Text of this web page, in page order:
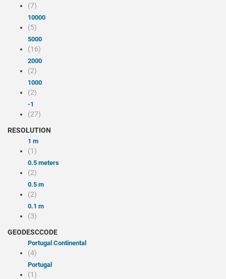
(7)
10000
(5)
5000
(16)
2000
(2)
1000
(2)
-1
(27)
RESOLUTION
1 m
(1)
0.5 meters
(2)
0.5 m
(2)
0.1 m
(3)
GEODESCCODE
Portugal Continental
(4)
Portugal
(1)